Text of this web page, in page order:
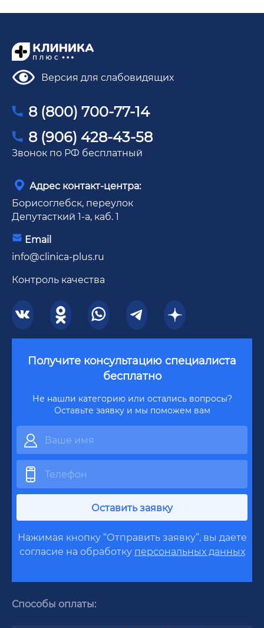
Версия для слабовидящих
8 (800) 700-77-14
8 (906) 428-43-58
Звонок по РФ бесплатный
Адрес контакт-центра:
Борисоглебск, переулок
Депутасткий 1-а, каб. 1
Email
info@clinica-plus.ru
Контроль качества
Способы оплаты:
Получите консультацию специалиста
бесплатно
Не нашли категорию или остались вопросы?
Оставьте заявку и мы поможем вам
Оставить заявку
Нажимая кнопку “Отправить заявку”, вы даете
согласие на обработку персональных данных